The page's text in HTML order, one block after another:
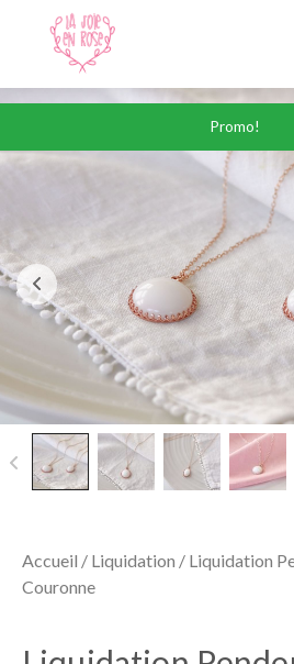
Promo!
Accueil / Liquidation / Liquidation
Couronne